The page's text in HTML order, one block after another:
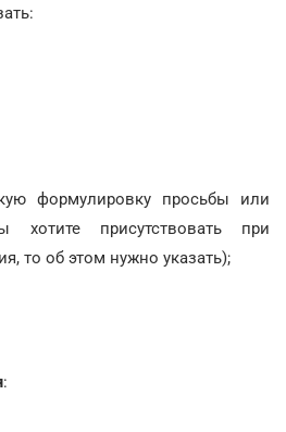
формулировку просьбы или
хотите присутствовать при
то об этом нужно указать);
: